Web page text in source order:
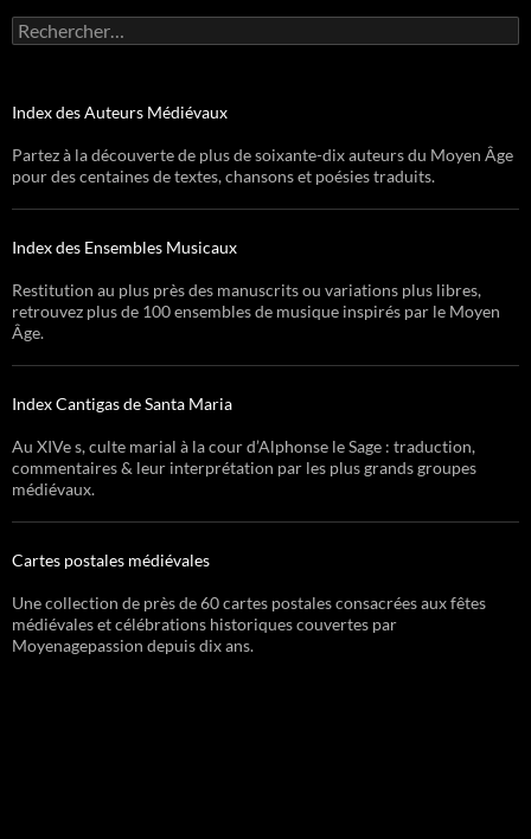
Rechercher :
Index des Auteurs Médiévaux
Partez à la découverte de plus de soixante-dix auteurs du Moyen Âge
pour des centaines de textes, chansons et poésies traduits.
Index des Ensembles Musicaux
Restitution au plus près des manuscrits ou variations plus libres,
retrouvez plus de 100 ensembles de musique inspirés par le Moyen
Âge.
Index Cantigas de Santa Maria
Au XIVe s, culte marial à la cour d’Alphonse le Sage : traduction,
commentaires & leur interprétation par les plus grands groupes
médiévaux.
Cartes postales médiévales
Une collection de près de 60 cartes postales consacrées aux fêtes
médiévales et célébrations historiques couvertes par
Moyenagepassion depuis dix ans.